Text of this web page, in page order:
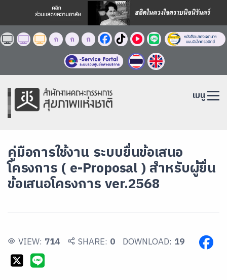
ก ก ก
เมนู
คู่มือการใช้งาน ระบบยื่นข้อเสนอ
โครงการ ( e-Proposal ) สำหรับผู้ยื่น
ข้อเสนอโครงการ ver.2568
VIEW: 714 SHARE: 0 DOWNLOAD: 19